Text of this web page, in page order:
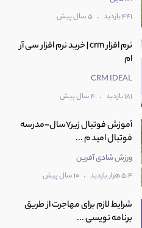
441 بازدید . 5 سال پیش
نرم افزار crm | خرید نرم افزار سی آر
ام
CRM IDEAL
181 بازدید . 4 سال پیش
آموزش فوتبال زیر7سال-مدرسه
فوتبال امید م ...
ورزش شادی آفرین
5.4 هزار بازدید . 10 سال پیش
شرایط لازم برای مهاجرت از طریق
برنامه نویسی ...